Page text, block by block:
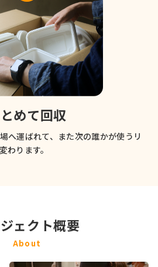
めて回収
へ運ばれて、また次の誰かが使うリ
わります。
ェクト概要
About